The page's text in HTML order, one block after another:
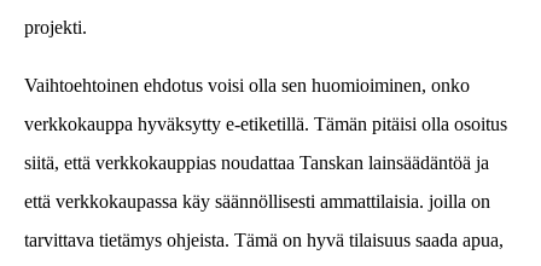
projekti.
Vaihtoehtoinen ehdotus voisi olla sen huomioiminen, onko
verkkokauppa hyväksytty e-etiketillä. Tämän pitäisi olla osoitus
siitä, että verkkokauppias noudattaa Tanskan lainsäädäntöä ja
että verkkokaupassa käy säännöllisesti ammattilaisia. joilla on
tarvittava tietämys ohjeista. Tämä on hyvä tilaisuus saada apua,